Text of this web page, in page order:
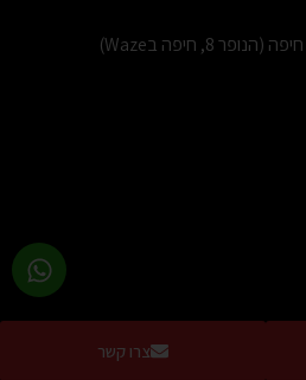
צרו קשר